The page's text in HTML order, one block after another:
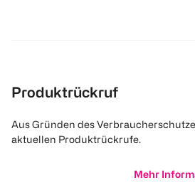
Produktrückruf
Aus Gründen des
aktuellen Produktrückrufe.
Mehr